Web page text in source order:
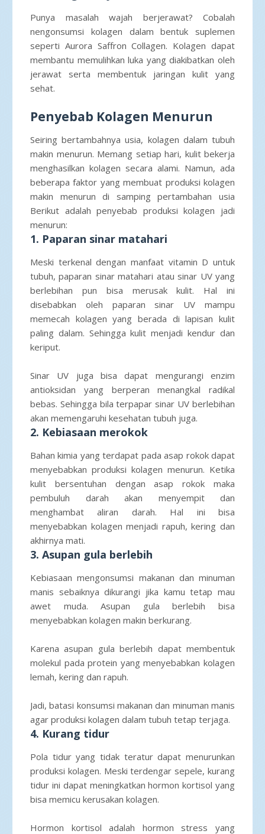
Punya masalah wajah berjerawat? Cobalah
nengonsumsi kolagen dalam bentuk suplemen
seperti Aurora Saffron Collagen. Kolagen dapat
membantu memulihkan luka yang diakibatkan oleh
jerawat serta membentuk jaringan kulit yang
sehat.
Penyebab Kolagen Menurun
Seiring bertambahnya usia, kolagen dalam tubuh
makin menurun. Memang setiap hari, kulit bekerja
menghasilkan kolagen secara alami. Namun, ada
beberapa faktor yang membuat produksi kolagen
makin menurun di samping pertambahan usia
Berikut adalah penyebab produksi kolagen jadi
menurun:
1. Paparan sinar matahari
Meski terkenal dengan manfaat vitamin D untuk
tubuh, paparan sinar matahari atau sinar UV yang
berlebihan pun bisa merusak kulit. Hal ini
disebabkan oleh paparan sinar UV mampu
memecah kolagen yang berada di lapisan kulit
paling dalam. Sehingga kulit menjadi kendur dan
keriput.
Sinar UV juga bisa dapat mengurangi enzim
antioksidan yang berperan menangkal radikal
bebas. Sehingga bila terpapar sinar UV berlebihan
akan memengaruhi kesehatan tubuh juga.
2. Kebiasaan merokok
Bahan kimia yang terdapat pada asap rokok dapat
menyebabkan produksi kolagen menurun. Ketika
kulit bersentuhan dengan asap rokok maka
pembuluh darah akan menyempit dan
menghambat aliran darah. Hal ini bisa
menyebabkan kolagen menjadi rapuh, kering dan
akhirnya mati.
3. Asupan gula berlebih
Kebiasaan mengonsumsi makanan dan minuman
manis sebaiknya dikurangi jika kamu tetap mau
awet muda. Asupan gula berlebih bisa
menyebabkan kolagen makin berkurang.
Karena asupan gula berlebih dapat membentuk
molekul pada protein yang menyebabkan kolagen
lemah, kering dan rapuh.
Jadi, batasi konsumsi makanan dan minuman manis
agar produksi kolagen dalam tubuh tetap terjaga.
4. Kurang tidur
Pola tidur yang tidak teratur dapat menurunkan
produksi kolagen. Meski terdengar sepele, kurang
tidur ini dapat meningkatkan hormon kortisol yang
bisa memicu kerusakan kolagen.
Hormon kortisol adalah hormon stress yang